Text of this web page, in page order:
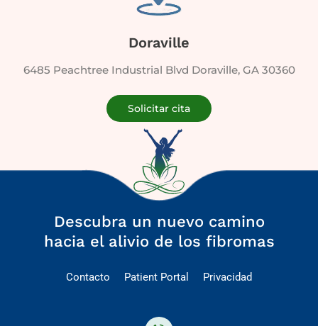
Doraville
6485 Peachtree Industrial Blvd Doraville, GA 30360
Solicitar cita
Descubra un nuevo camino
hacia el alivio de los fibromas
Contacto Patient Portal Privacidad